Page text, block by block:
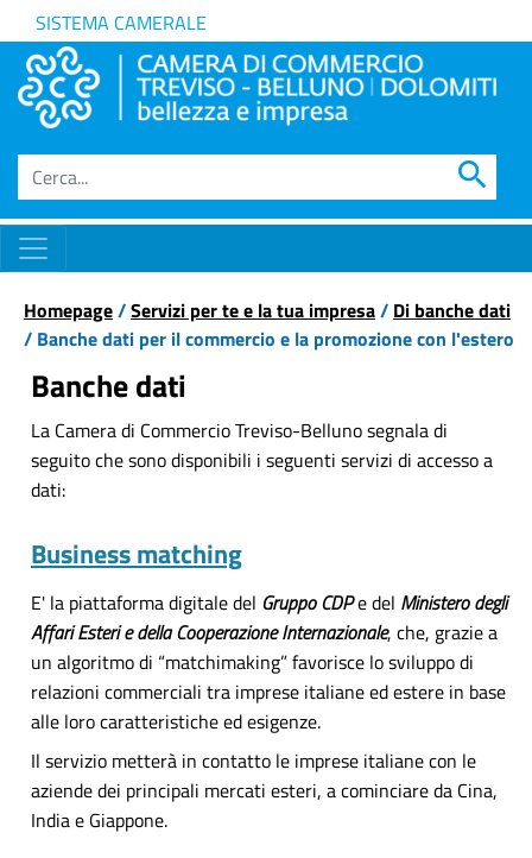
SISTEMA CAMERALE
search
Homepage/Servizi per te e la tua impresa/ Di banche dati
/ Banche dati per il commercio e la promozione con l'estero
Banche dati
La Camera di Commercio Treviso-Belluno segnala di
seguito che sono disponibili i seguenti servizi di accesso a
dati:
Business matching
E' la piattaforma digitale del Gruppo CDPe del Ministero degli
Affari Esteri e della Cooperazione Internazionale, che, grazie a
un algoritmo di “matchimaking” favorisce lo sviluppo di
relazioni commerciali tra imprese italiane ed estere in base
alle loro caratteristiche ed esigenze.
Il servizio metterà in contatto le imprese italiane con le
aziende dei principali mercati esteri, a cominciare da Cina,
India e Giappone.